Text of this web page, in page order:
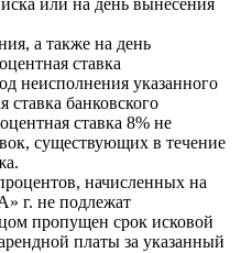
или на день вынесения
а также на день
ставка
неисполнения указанного
ставка банковского
ставка 8% не
существующих в течение
начисленных на
г. не подлежат
пропущен срок исковой
платы за указанный